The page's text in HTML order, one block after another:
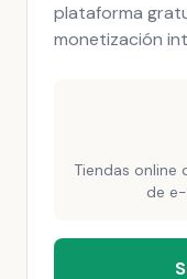
plataforma
monetización
Tiendas online
de